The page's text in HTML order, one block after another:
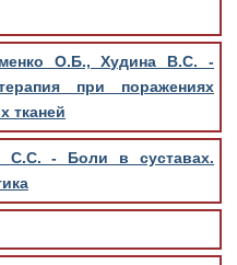
О.Б., Худина В.С. -
при поражениях
тканей
С.С. - Боли в суставах.